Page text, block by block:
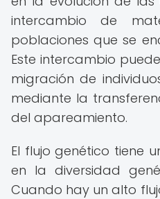
intercambio de
poblaciones que se
Este intercambio
migración de
mediante la
del apareamiento.
El flujo genético tiene
en la diversidad
Cuando hay un alto